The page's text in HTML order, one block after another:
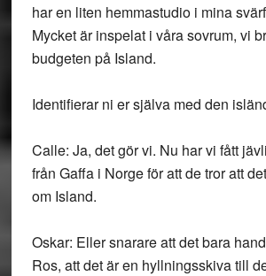
har en liten hemmastudio i mina
Mycket är inspelat i våra sovrum, vi
budgeten på Island.
Identifierar ni er själva med den
Calle: Ja, det gör vi. Nu har vi fått
från Gaffa i Norge för att de tror att
om Island.
Oskar: Eller snarare att det bara
Ros, att det är en hyllningsskiva till